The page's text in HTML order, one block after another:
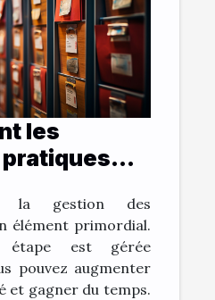
les
gagner
la gestion des
élément primordial.
étape est gérée
pouvez augmenter
et gagner du temps.